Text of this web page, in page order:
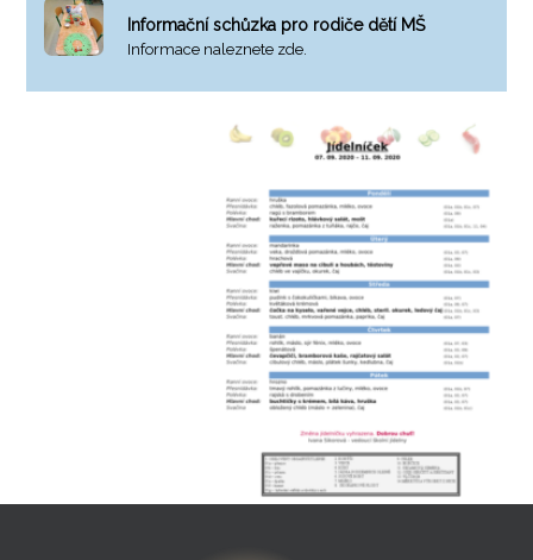
Informační schůzka pro rodiče dětí MŠ
Informace naleznete zde.